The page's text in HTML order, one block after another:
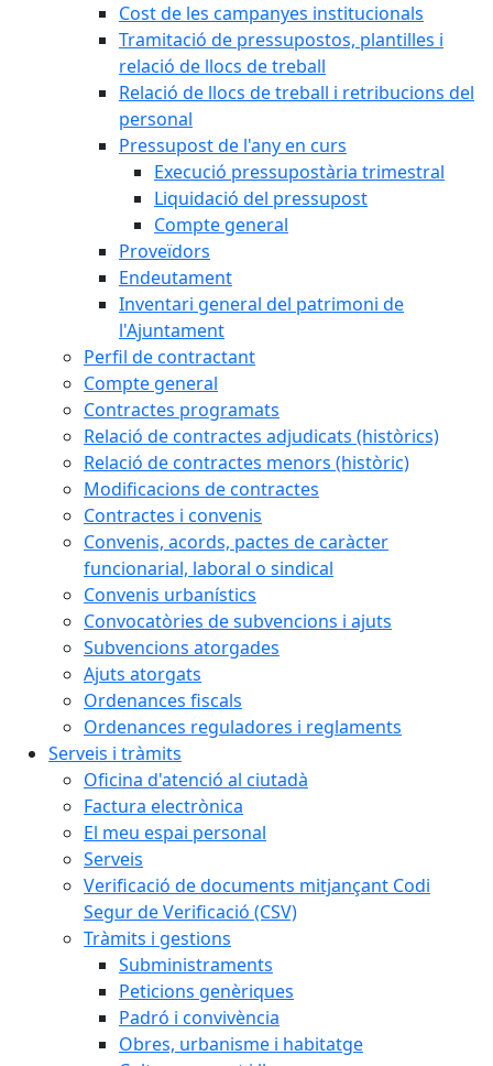
Cost de les campanyes institucionals
Tramitació de pressupostos, plantilles i
relació de llocs de treball
Relació de llocs de treball i retribucions del
personal
Pressupost de l'any en curs
Execució pressupostària trimestral
Liquidació del pressupost
Compte general
Proveïdors
Endeutament
Inventari general del patrimoni de
l'Ajuntament
Perfil de contractant
Compte general
Contractes programats
Relació de contractes adjudicats (històrics)
Relació de contractes menors (històric)
Modificacions de contractes
Contractes i convenis
Convenis, acords, pactes de caràcter
funcionarial, laboral o sindical
Convenis urbanístics
Convocatòries de subvencions i ajuts
Subvencions atorgades
Ajuts atorgats
Ordenances fiscals
Ordenances reguladores i reglaments
Serveis i tràmits
Oficina d'atenció al ciutadà
Factura electrònica
El meu espai personal
Serveis
Verificació de documents mitjançant Codi
Segur de Verificació (CSV)
Tràmits i gestions
Subministraments
Peticions genèriques
Padró i convivència
Obres, urbanisme i habitatge